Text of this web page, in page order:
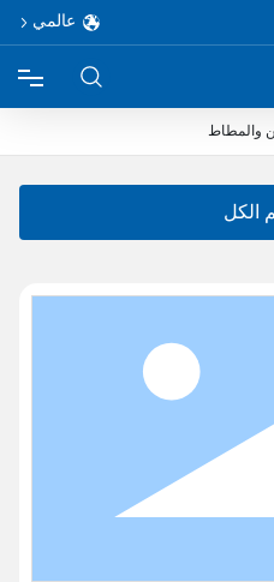
عالمي
والمطاط
الكل